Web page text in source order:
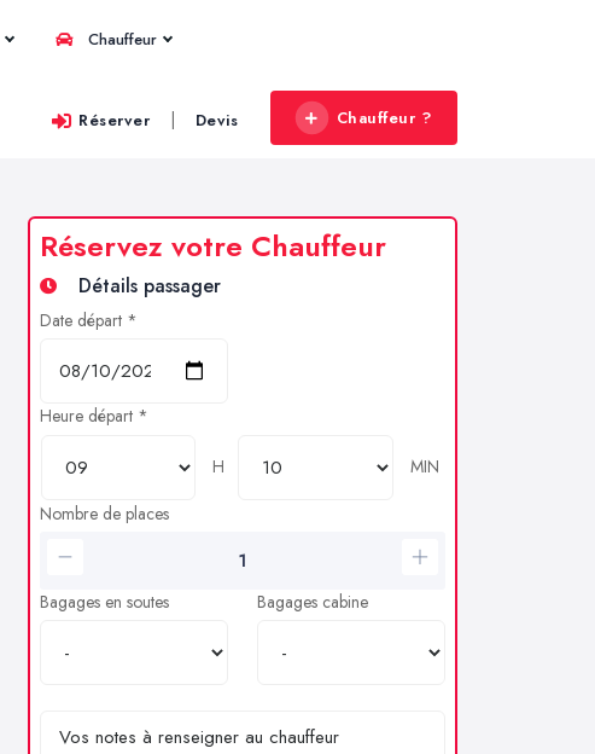
Chauffeur
Réserver | Devis Chauffeur ?
Réservez votre Chauffeur
Détails passager
Date départ *
Heure départ *
H
MIN
Nombre de places
Bagages en soutes Bagages cabine